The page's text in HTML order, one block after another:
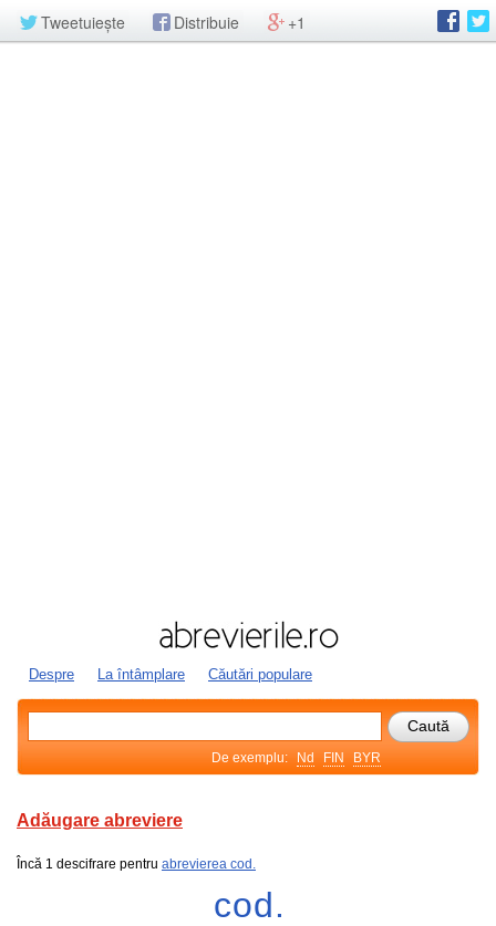
Tweetuiește Distribuie +1
Despre La întâmplare Căutări populare
De exemplu: Nd FIN BYR
Adăugare abreviere
Încă 1 descifrare pentru abrevierea cod.
cod.